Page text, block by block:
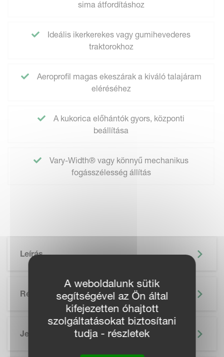
sima átfordításhoz
Ideális ikerkerekes vagy gumihevederes
traktorokhoz
Aeroprofil magas ekeszárak a kiváló talajáram
eléréséhez
A kukorica előhántók gyors, központi
beállítása
Vary-Width® vagy könnyű mechanikus
fogásszélesség állítás
Leírás
Részletek
Jellemzők
A weboldalunk sütik
segítségével az Ön által
kifejezetten óhajtott
szolgáltatásokat biztosítani
tudja - részletek